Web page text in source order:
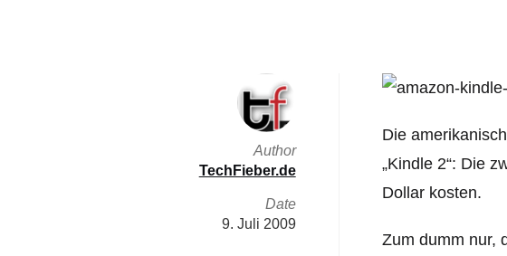
Die
„Kindle 2“: Die
Dollar kosten.
Zum dumm nur,
Author
TechFieber.de
Date
9. Juli 2009